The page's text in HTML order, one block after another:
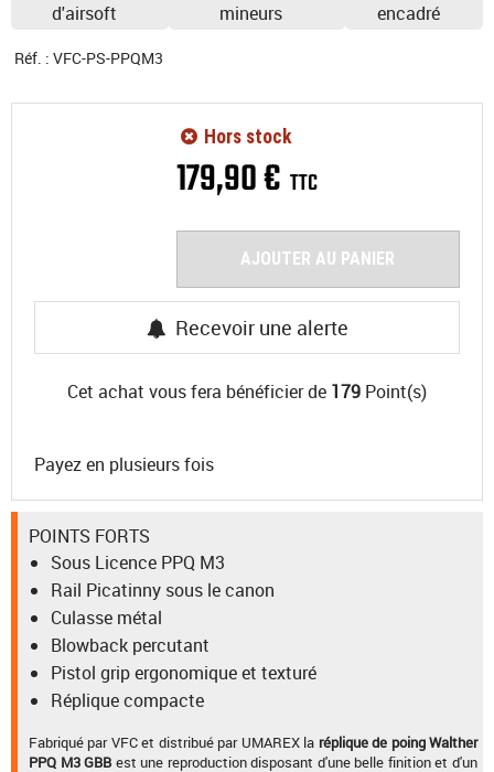
d'airsoft
mineurs
encadré
Réf. : VFC-PS-PPQM3
179,90€ TTC
Hors stock
AJOUTER AU PANIER
Recevoir une alerte
Cet achat vous fera bénéficier de 179 Point(s)
Payez en plusieurs fois
POINTS FORTS
Sous Licence PPQ M3
Rail Picatinny sous le canon
Culasse métal
Blowback percutant
Pistol grip ergonomique et texturé
Réplique compacte
Fabriqué par VFC et distribué par UMAREX la réplique de poing Walther
PPQ M3 GBB est une reproduction disposant d'une belle finition et d'un